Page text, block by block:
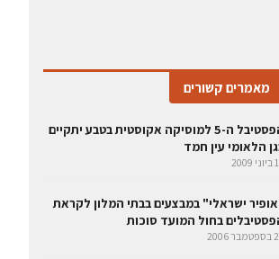
מאמרים קשורים
הפסטיבל ה-5 למוסיקה אקוסטית בטבע יתקיים
הלאומי עין חמד
ישראלי" במבצעים בבתי המלון לקראת
בחול המועד סוכות
2006